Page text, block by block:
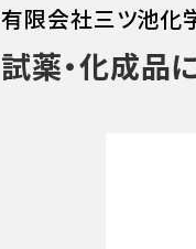
有限会社三ツ池化
試薬・化成品